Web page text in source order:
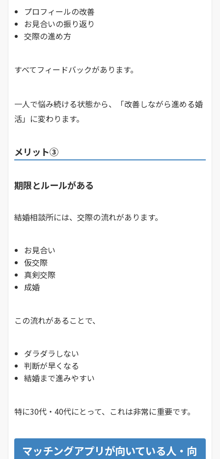
プロフィールの改善
お見合いの振り返り
交際の進め方
すべてフィードバックがあります。
一人で悩み続ける状態から、「改善しながら進める婚
活」に変わります。
メリット③
期限とルールがある
結婚相談所には、交際の流れがあります。
お見合い
仮交際
真剣交際
成婚
この流れがあることで、
ダラダラしない
判断が早くなる
結婚まで進みやすい
特に30代・40代にとって、これは非常に重要です。
マッチングアプリが向いている人・向